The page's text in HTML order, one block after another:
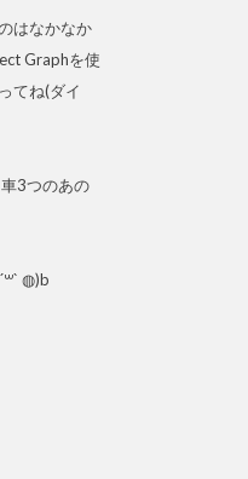
はなかなか
Graphを使
てね(ダイ
3つのあの
◍)b